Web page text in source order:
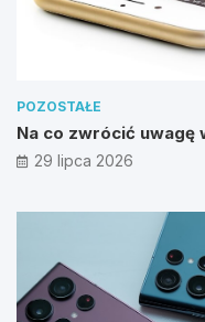
POZOSTAŁE
Na co zwrócić uwagę
29 lipca 2026